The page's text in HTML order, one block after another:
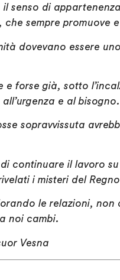
il senso di
sempre promuove
dovevano essere
e forse già, sotto
e al bisogno.
sopravvissuta
continuare il lavoro
i misteri del
le relazioni,
noi cambi.
Vesna